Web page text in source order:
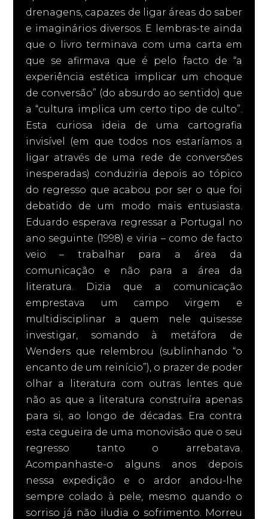
drenagens, capazes de ligar áreas do saber
e imaginários diversos. E lembras-te ainda
que o livro terminava com uma carta em
que se afirmava que é pelo facto de “a
experiência estética implicar um choque
de conversão” (do absurdo ao sentido) que
a “cultura implica um certo tipo de culto”.
Esta curiosa ideia de uma cartografia
invisível (em que todos nos estaríamos a
ligar através de uma rede de conversões
inesperadas) conduziria depois ao tópico
do regresso que acabou por ser o que foi
debatido de um modo mais entusiasta.
Eduardo esperava regressar a Portugal no
ano seguinte (1998) e viria – como de facto
veio – trabalhar para a área da
comunicação e não para a área da
literatura. Dizia que a comunicação
emprestava um campo virgem e
multidisciplinar a quem nele quisesse
investigar, somando à metáfora de
Wenders que relembrou (sublinhando “o
encanto de um reinício”), o prazer de poder
olhar a literatura com outras lentes que
não as que a literatura construíra apenas
para si, ao longo de décadas. Era contra
esta cegueira de uma monovisão que o seu
regresso tanto o arrebatava.
Acompanhaste-o alguns anos depois
nessa expedição e o ardor andou-lhe
sempre colado à pele, mesmo quando o
sorriso já não iludia o sofrimento. Morreu